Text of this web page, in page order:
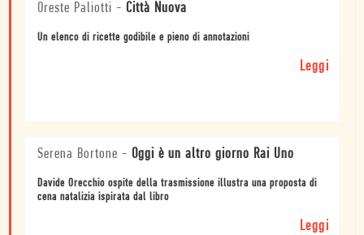
Oreste Paliotti - Città Nuova
Un elenco di ricette godibile e pieno di annotazioni
Leggi
Serena Bortone - Oggi è un altro giorno Rai Uno
Davide Orecchio ospite della trasmissione illustra una proposta di
cena natalizia ispirata dal libro
Leggi